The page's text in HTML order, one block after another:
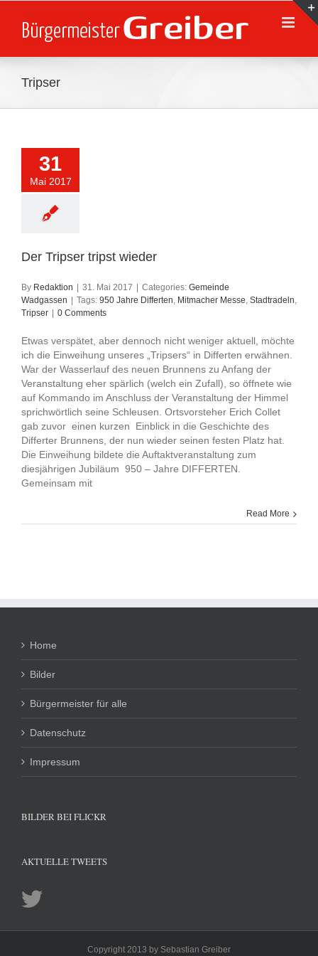
content
Tripser
31
Mai 2017
Der Tripser tripst wieder
By Redaktion 31. Mai 2017 Categories: Gemeinde
Wadgassen
Tags: 950 Jahre Differten, Mitmacher Messe, Stadtradeln,
Tripser
0 Comments
Etwas verspätet, aber dennoch nicht weniger aktuell, möchte
ich die Einweihung unseres „Tripsers“ in Differten erwähnen.
War der Wasserlauf des neuen Brunnens zu Anfang der
Veranstaltung eher spärlich (welch ein Zufall), so öffnete wie
auf Kommando im Anschluss der Veranstaltung der Himmel
sprichwörtlich seine Schleusen. Ortsvorsteher Erich Collet
gab zuvor einen kurzen Einblick in die Geschichte des
Differter Brunnens, der nun wieder seinen festen Platz hat.
Die Einweihung bildete die Auftaktveranstaltung zum
diesjährigen Jubiläum 950 – Jahre DIFFERTEN.
Gemeinsam mit
Read More
Home
Bilder
Bürgermeister für alle
Datenschutz
Impressum
BILDER BEI FLICKR
AKTUELLE TWEETS
Copyright 2013 by Sebastian Greiber